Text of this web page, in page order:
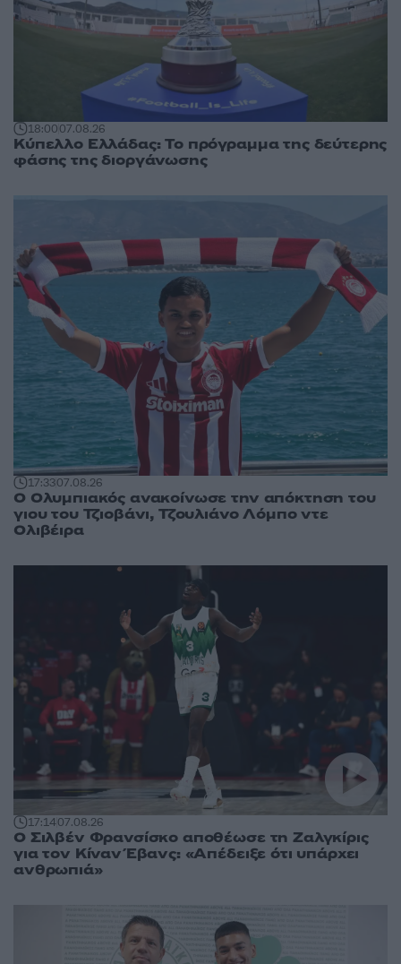
18:0007.08.26
Κύπελλο Ελλάδας: Το πρόγραμμα της δεύτερης
φάσης της διοργάνωσης
17:3307.08.26
Ο Ολυμπιακός ανακοίνωσε την απόκτηση του
γιου του Τζιοβάνι, Τζουλιάνο Λόμπο ντε
Ολιβέιρα
17:1407.08.26
Ο Σιλβέν Φρανσίσκο αποθέωσε τη Ζαλγκίρις
για τον Κίναν Έβανς: «Απέδειξε ότι υπάρχει
ανθρωπιά»